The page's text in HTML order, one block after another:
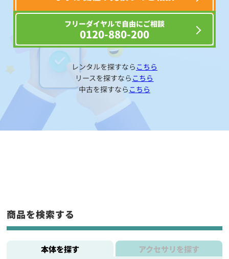
フリーダイヤルで自由にご相談
0120-880-200
レンタルを探すなら こちら
リースを探すなら こちら
中古を探すなら こちら
商品を検索する
本体を探す アクセサリを探す